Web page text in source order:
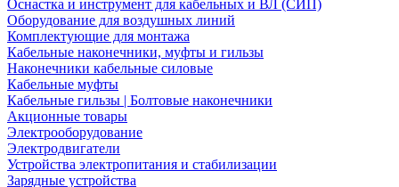
Оснастка и инструмент для кабельных и ВЛ (СИП)
Оборудование для воздушных линий
Комплектующие для монтажа
Кабельные наконечники, муфты и гильзы
Наконечники кабельные силовые
Кабельные муфты
Кабельные гильзы | Болтовые наконечники
Акционные товары
Электрооборудование
Электродвигатели
Устройства электропитания и стабилизации
Зарядные устройства